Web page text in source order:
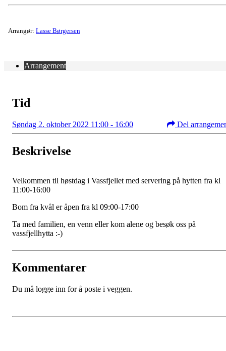
Arrangør: Lasse Børgersen
Arrangement
Tid
Søndag 2. oktober 2022 11:00 - 16:00 Del
Beskrivelse
Velkommen til høstdag i Vassfjellet med servering på hytten fra kl
11:00-16:00
Bom fra kvål er åpen fra kl 09:00-17:00
Ta med familien, en venn eller kom alene og besøk oss på
vassfjellhytta :-)
Kommentarer
Du må logge inn for å poste i veggen.